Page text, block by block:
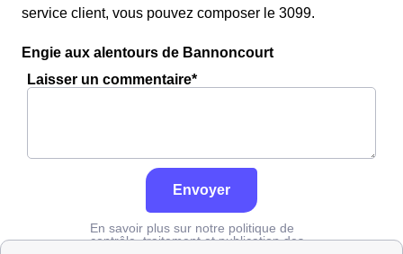
service client, vous pouvez composer le 3099.
Engie aux alentours de Bannoncourt
Laisser un commentaire*
Envoyer
En savoir plus sur notre politique de
contrôle, traitement et publication des